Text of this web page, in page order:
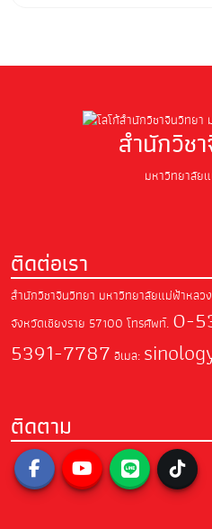
สำนักวิช
มหาวิทยาลัย
ติดต่อเรา
สำนักวิชาจีนวิทยา มหาวิทยาลัยแม่ฟ้าหลวง
จังหวัดเชียงราย 57100 โทรศัพท์. 0-
5391-7787 อีเมล:
ติดตาม